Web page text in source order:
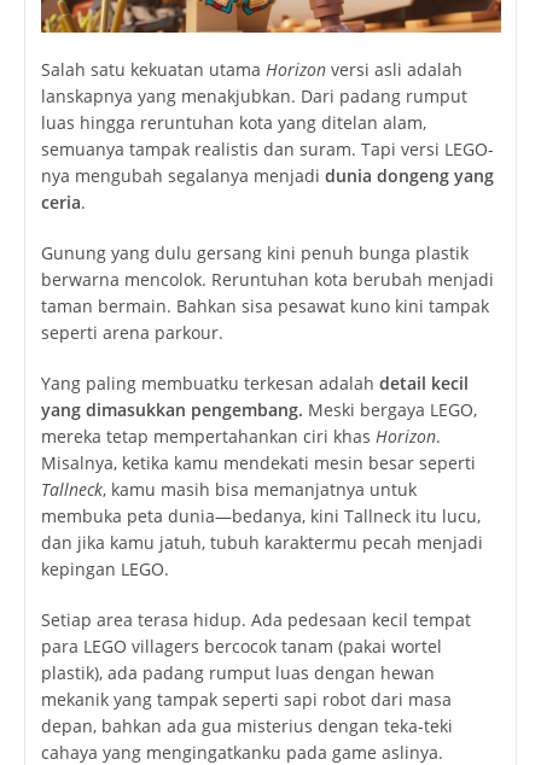
Salah satu kekuatan utama Horizonversi asli adalah
lanskapnya yang menakjubkan. Dari padang rumput
luas hingga reruntuhan kota yang ditelan alam,
semuanya tampak realistis dan suram. Tapi versi LEGO-
nya mengubah segalanya menjadi dunia dongeng yang
ceria.
Gunung yang dulu gersang kini penuh bunga plastik
berwarna mencolok. Reruntuhan kota berubah menjadi
taman bermain. Bahkan sisa pesawat kuno kini tampak
seperti arena parkour.
Yang paling membuatku terkesan adalah detail kecil
yang dimasukkan pengembang. Meski bergaya LEGO,
mereka tetap mempertahankan ciri khas Horizon.
Misalnya, ketika kamu mendekati mesin besar seperti
Tallneck, kamu masih bisa memanjatnya untuk
membuka peta dunia—bedanya, kini Tallneck itu lucu,
dan jika kamu jatuh, tubuh karaktermu pecah menjadi
kepingan LEGO.
Setiap area terasa hidup. Ada pedesaan kecil tempat
para LEGO villagers bercocok tanam (pakai wortel
plastik), ada padang rumput luas dengan hewan
mekanik yang tampak seperti sapi robot dari masa
depan, bahkan ada gua misterius dengan teka-teki
cahaya yang mengingatkanku pada game aslinya.